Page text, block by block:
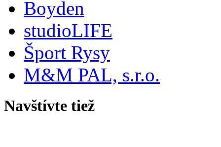
Boyden
studioLIFE
Šport Rysy
M&M PAL, s.r.o.
Navštívte tiež